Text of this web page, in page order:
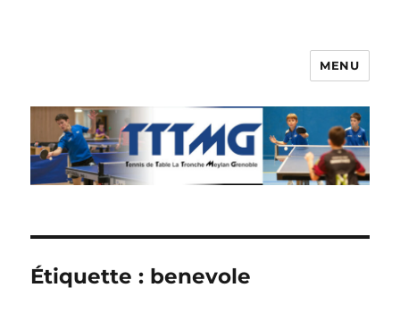
MENU
Étiquette : benevole